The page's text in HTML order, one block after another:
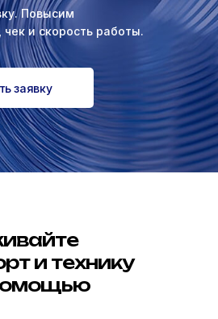
Повысим
чек и скорость работы.
заявку
и технику